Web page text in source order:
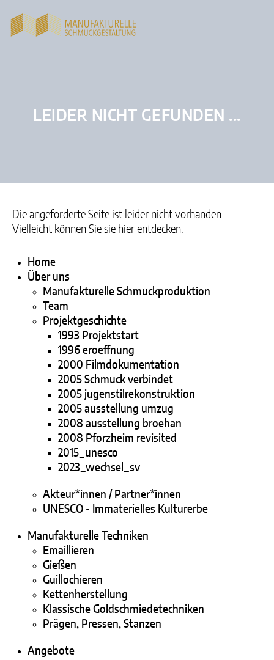
LEIDER NICHT GEFUNDEN ...
Die angeforderte Seite ist leider nicht vorhanden.
Vielleicht können Sie sie hier entdecken:
Home
Über uns
Manufakturelle Schmuckproduktion
Team
Projektgeschichte
1993 Projektstart
1996 eroeffnung
2000 Filmdokumentation
2005 Schmuck verbindet
2005 jugenstilrekonstruktion
2005 ausstellung umzug
2008 ausstellung broehan
2008 Pforzheim revisited
2015_unesco
2023_wechsel_sv
Akteur*innen / Partner*innen
UNESCO - Immaterielles Kulturerbe
Manufakturelle Techniken
Emaillieren
Gießen
Guillochieren
Kettenherstellung
Klassische Goldschmiedetechniken
Prägen, Pressen, Stanzen
Angebote